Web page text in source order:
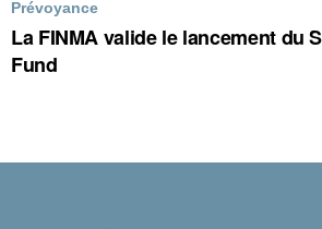
Prévoyance
La FINMA valide le lancement du
Fund